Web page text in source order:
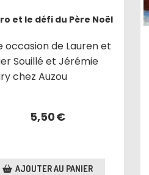
et le défi du Père Noël
occasion de Lauren et
Souillé et Jérémie
chez Auzou
5,50€
AJOUTER AU PANIER